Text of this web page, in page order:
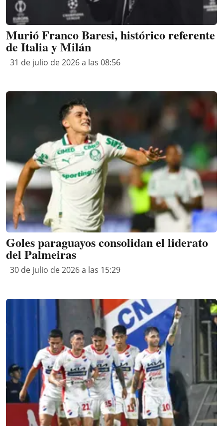
Murió Franco Baresi, histórico referente
de Italia y Milán
31 de julio de 2026 a las 08:56
Goles paraguayos consolidan el liderato
del Palmeiras
30 de julio de 2026 a las 15:29